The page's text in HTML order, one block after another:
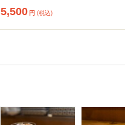
5,500 円 (税込)